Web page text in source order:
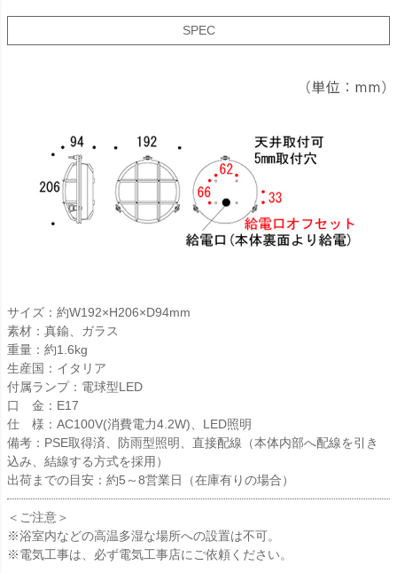
SPEC
サイズ：約W192×H206×D94mm
素材：真鍮、ガラス
重量：約1.6kg
生産国：イタリア
付属ランプ：電球型LED
口 金：E17
仕 様：AC100V(消費電力4.2W)、LED照明
備考：PSE取得済、防雨型照明、直接配線（本体内部へ配線を引き
込み、結線する方式を採用）
出荷までの目安：約5～8営業日（在庫有りの場合）
＜ご注意＞
※浴室内などの高温多湿な場所への設置は不可。
※電気工事は、必ず電気工事店にご依頼ください。